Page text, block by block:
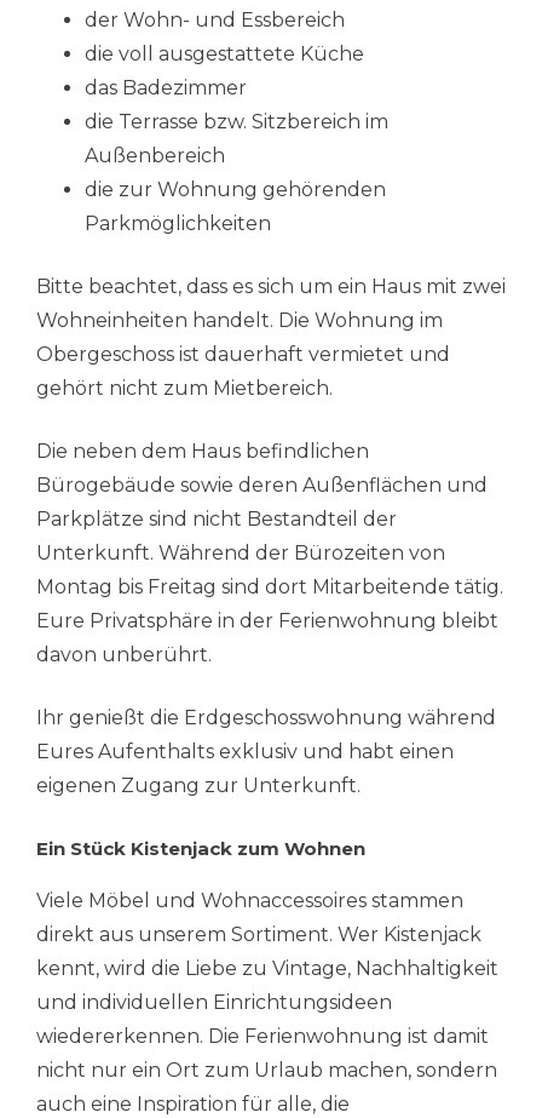
der Wohn- und Essbereich
die voll ausgestattete Küche
das Badezimmer
die Terrasse bzw. Sitzbereich im
Außenbereich
die zur Wohnung gehörenden
Parkmöglichkeiten
Bitte beachtet, dass es sich um ein Haus mit zwei
Wohneinheiten handelt. Die Wohnung im
Obergeschoss ist dauerhaft vermietet und
gehört nicht zum Mietbereich.
Die neben dem Haus befindlichen
Bürogebäude sowie deren Außenflächen und
Parkplätze sind nicht Bestandteil der
Unterkunft. Während der Bürozeiten von
Montag bis Freitag sind dort Mitarbeitende tätig.
Eure Privatsphäre in der Ferienwohnung bleibt
davon unberührt.
Ihr genießt die Erdgeschosswohnung während
Eures Aufenthalts exklusiv und habt einen
eigenen Zugang zur Unterkunft.
Ein Stück Kistenjack zum Wohnen
Viele Möbel und Wohnaccessoires stammen
direkt aus unserem Sortiment. Wer Kistenjack
kennt, wird die Liebe zu Vintage, Nachhaltigkeit
und individuellen Einrichtungsideen
wiedererkennen. Die Ferienwohnung ist damit
nicht nur ein Ort zum Urlaub machen, sondern
auch eine Inspiration für alle, die